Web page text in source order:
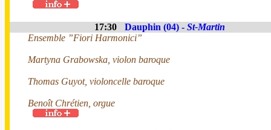
17:30 Dauphin (04) - St-Martin
Ensemble ”Fiori Harmonici”
Martyna Grabowska, violon baroque
Thomas Guyot, violoncelle baroque
Benoît Chrétien, orgue